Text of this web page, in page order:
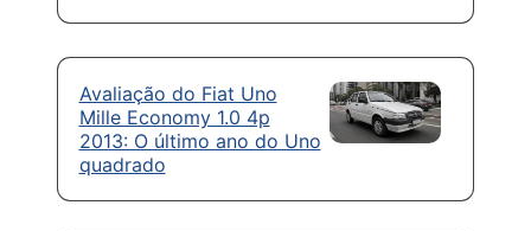
Avaliação do Fiat Uno
Mille Economy 1.0 4p
2013: O último ano do Uno
quadrado